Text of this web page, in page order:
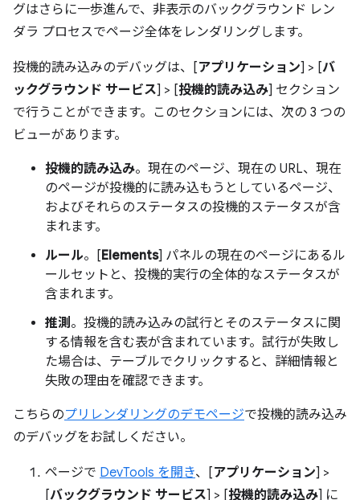
グはさらに一歩進んで、非表示のバックグラウンド レン
ダラ プロセスでページ全体をレンダリングします。
投機的読み込みのデバッグは、[アプリケーション] > [バ
ックグラウンド サービス] > [投機的読み込み] セクション
で行うことができます。このセクションには、次の 3 つの
ビューがあります。
投機的読み込み。現在のページ、現在の URL、現在
のページが投機的に読み込もうとしているページ、
およびそれらのステータスの投機的ステータスが含
まれます。
ルール。[Elements] パネルの現在のページにあるル
ールセットと、投機的実行の全体的なステータスが
含まれます。
推測。投機的読み込みの試行とそのステータスに関
する情報を含む表が含まれています。試行が失敗し
た場合は、テーブルでクリックすると、詳細情報と
失敗の理由を確認できます。
こちらのプリレンダリングのデモページで投機的読み込み
のデバッグをお試しください。
ページで DevTools を開き、[アプリケーション] >
[バックグラウンド サービス] > [投機的読み込み] に